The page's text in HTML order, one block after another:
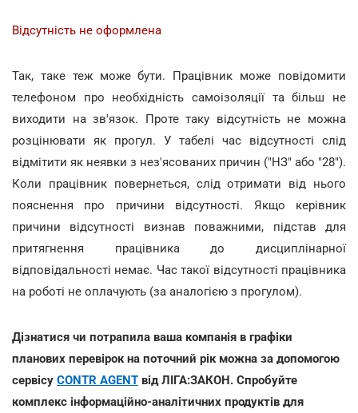
Відсутність не оформлена
Так, таке теж може бути. Працівник може повідомити
телефоном про необхідність самоізоляції та більш не
виходити на зв'язок. Проте таку відсутність не можна
розцінювати як прогул. У табелі час відсутності слід
відмітити як неявки з нез'ясованих причин ("НЗ" або "28").
Коли працівник повернеться, слід отримати від нього
пояснення про причини відсутності. Якщо керівник
причини відсутності визнав поважними, підстав для
притягнення працівника до дисциплінарної
відповідальності немає. Час такої відсутності працівника
на роботі не оплачують (за аналогією з прогулом).
Дізнатися чи потрапила ваша компанія в графіки
планових перевірок на поточний рік можна за допомогою
сервісу CONTR AGENT від ЛІГА:ЗАКОН. Спробуйте
комплекс інформаційно-аналітичних продуктів для